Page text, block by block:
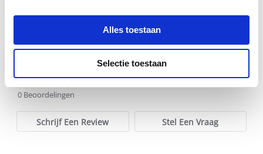
Alles toestaan
Selectie toestaan
0.0
0 Beoordelingen
Schrijf Een Review Stel Een Vraag